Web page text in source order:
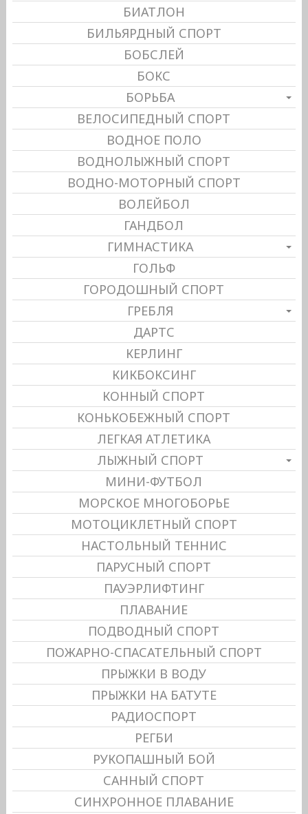
БИАТЛОН
БИЛЬЯРДНЫЙ СПОРТ
БОБСЛЕЙ
БОКС
БОРЬБА
ВЕЛОСИПЕДНЫЙ СПОРТ
ВОДНОЕ ПОЛО
ВОДНОЛЫЖНЫЙ СПОРТ
ВОДНО-МОТОРНЫЙ СПОРТ
ВОЛЕЙБОЛ
ГАНДБОЛ
ГИМНАСТИКА
ГОЛЬФ
ГОРОДОШНЫЙ СПОРТ
ГРЕБЛЯ
ДАРТС
КЕРЛИНГ
КИКБОКСИНГ
КОННЫЙ СПОРТ
КОНЬКОБЕЖНЫЙ СПОРТ
ЛЕГКАЯ АТЛЕТИКА
ЛЫЖНЫЙ СПОРТ
МИНИ-ФУТБОЛ
МОРСКОЕ МНОГОБОРЬЕ
МОТОЦИКЛЕТНЫЙ СПОРТ
НАСТОЛЬНЫЙ ТЕННИС
ПАРУСНЫЙ СПОРТ
ПАУЭРЛИФТИНГ
ПЛАВАНИЕ
ПОДВОДНЫЙ СПОРТ
ПОЖАРНО-СПАСАТЕЛЬНЫЙ СПОРТ
ПРЫЖКИ В ВОДУ
ПРЫЖКИ НА БАТУТЕ
РАДИОСПОРТ
РЕГБИ
РУКОПАШНЫЙ БОЙ
САННЫЙ СПОРТ
СИНХРОННОЕ ПЛАВАНИЕ